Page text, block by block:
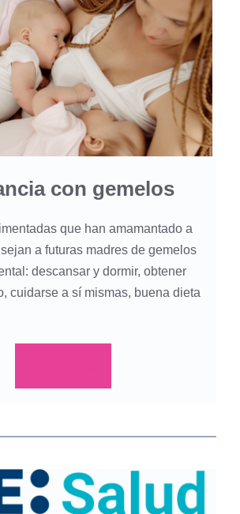
con gemelos
que han amamantado a
a futuras madres de gemelos
descansar y dormir, obtener
cuidarse a sí mismas, buena dieta